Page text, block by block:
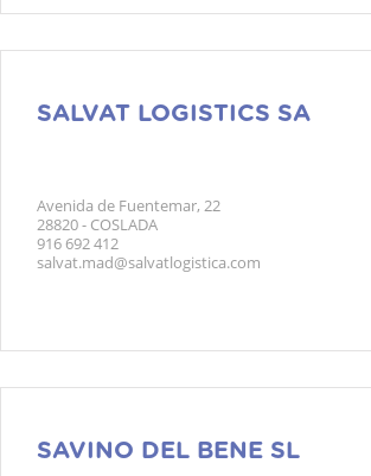
SALVAT LOGISTICS SA
Avenida de Fuentemar, 22
28820 - COSLADA
916 692 412
salvat.mad@salvatlogistica.com
SAVINO DEL BENE SL